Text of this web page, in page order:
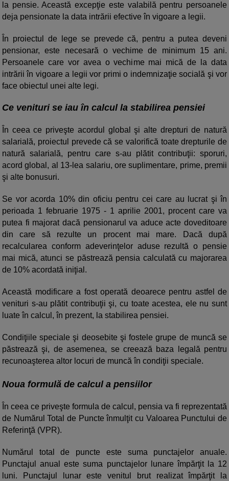
la pensie. Această excepţie este valabilă pentru persoanele
deja pensionate la data intrării efective în vigoare a legii.
În proiectul de lege se prevede că, pentru a putea deveni
pensionar, este necesară o vechime de minimum 15 ani.
Persoanele care vor avea o vechime mai mică de la data
intrării în vigoare a legii vor primi o indemnizaţie socială şi vor
face obiectul unei alte legi.
Ce venituri se iau în calcul la stabilirea pensiei
În ceea ce priveşte acordul global şi alte drepturi de natură
salarială, proiectul prevede că se valorifică toate drepturile de
natură salarială, pentru care s-au plătit contribuţii: sporuri,
acord global, al 13-lea salariu, ore suplimentare, prime, premii
şi alte bonusuri.
Se vor acorda 10% din oficiu pentru cei care au lucrat şi în
perioada 1 februarie 1975 - 1 aprilie 2001, procent care va
putea fi majorat dacă pensionarul va aduce acte doveditoare
din care să rezulte un procent mai mare. Dacă după
recalcularea conform adeverinţelor aduse rezultă o pensie
mai mică, atunci se păstrează pensia calculată cu majorarea
de 10% acordată iniţial.
Această modificare a fost operată deoarece pentru astfel de
venituri s-au plătit contribuţii şi, cu toate acestea, ele nu sunt
luate în calcul, în prezent, la stabilirea pensiei.
Condiţiile speciale şi deosebite şi fostele grupe de muncă se
păstrează şi, de asemenea, se creează baza legală pentru
recunoaşterea altor locuri de muncă în condiţii speciale.
Noua formulă de calcul a pensiilor
În ceea ce priveşte formula de calcul, pensia va fi reprezentată
de Numărul Total de Puncte înmulţit cu Valoarea Punctului de
Referinţă (VPR).
Numărul total de puncte este suma punctajelor anuale.
Punctajul anual este suma punctajelor lunare împărţit la 12
luni. Punctajul lunar este venitul brut realizat împărţit la